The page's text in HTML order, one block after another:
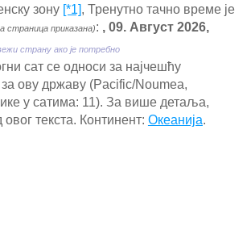
зону [*1], Тренутно тачно време је
страница приказана): , 09. Август 2026,
страну ако је потребно
сат се односи за најчешћу
ову државу (Pacific/Noumea,
у сатима: 11). За више детаља,
текста. Континент: Океанија.